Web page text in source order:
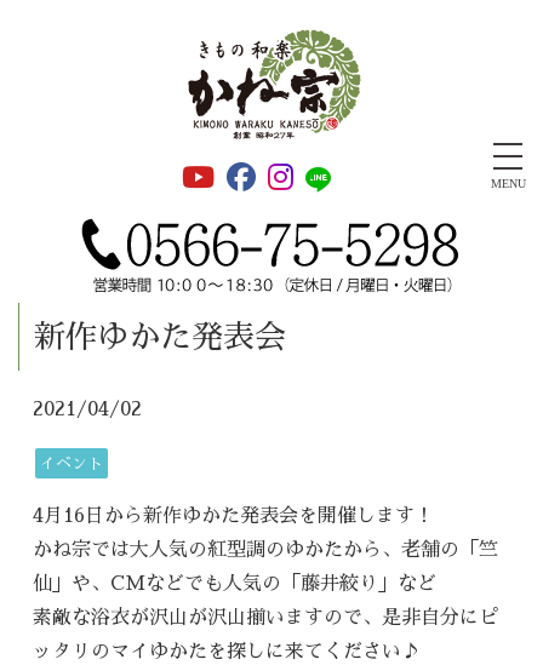
MENU
新作ゆかた発表会
2021/04/02
イベント
4月16日から新作ゆかた発表会を開催します！
かね宗では大人気の紅型調のゆかたから、老舗の「竺
仙」や、CMなどでも人気の「藤井絞り」など
素敵な浴衣が沢山が沢山揃いますので、是非自分にピ
ッタリのマイゆかたを探しに来てください♪